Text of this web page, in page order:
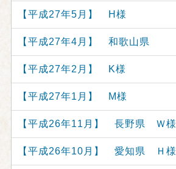
【平成27年5月】 H様
【平成27年4月】 和歌山県
【平成27年2月】 K様
【平成27年1月】 M様
【平成26年11月】 長野県 Ｗ様
【平成26年10月】 愛知県 Ｈ様